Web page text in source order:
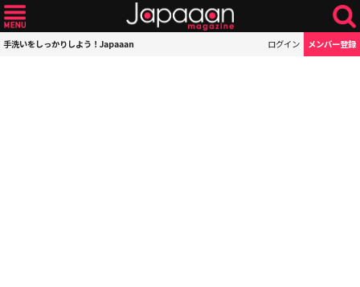
手洗いをしっかりしよう！Japaaan ログイン メンバー登録